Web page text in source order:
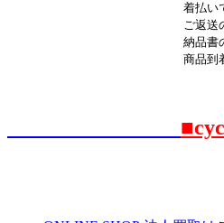
着払いでお送りいただいた方
ご返送の際は同封の納品書に
納品書の同封がない場合
商品到着後3日以内のご連絡